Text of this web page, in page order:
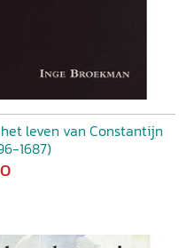
leven van Constantijn
1687)